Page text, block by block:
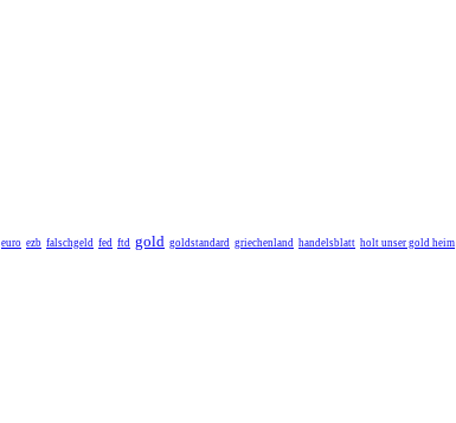
euro ezb falschgeld fed ftd gold goldstandard griechenland handelsblatt holt unser gold heim